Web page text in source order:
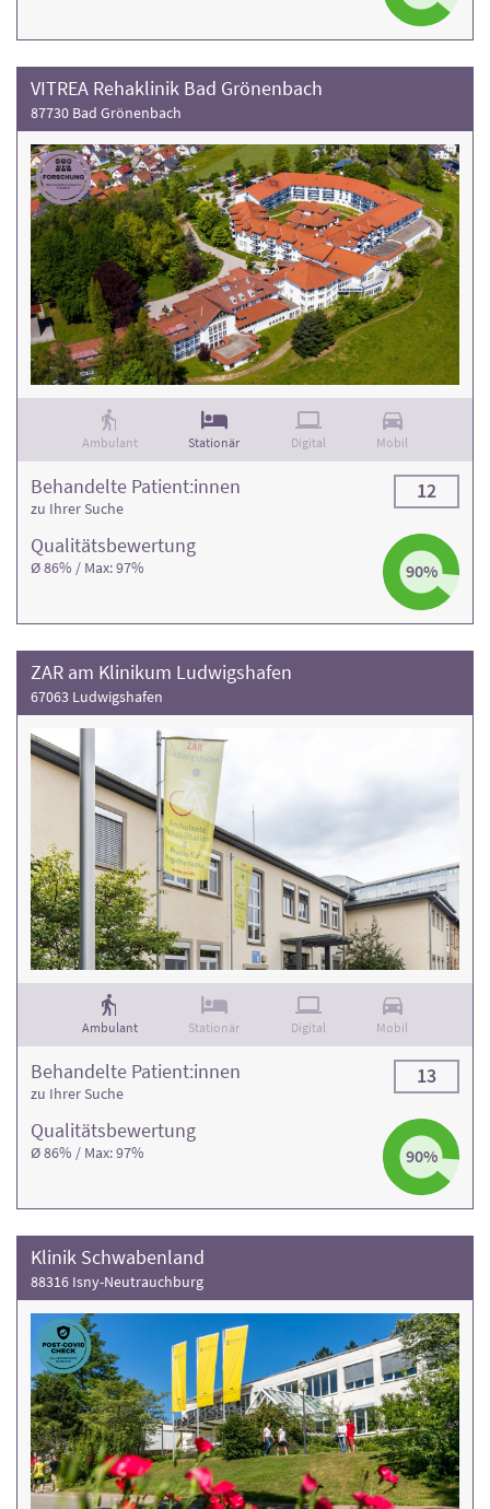
VITREA Rehaklinik Bad Grönenbach
87730 Bad Grönenbach
Ambulant Stationär Digital Mobil
Qualitäts­bewertung
Ø 86% / Max: 97% 90%
Behandelte Patient:innen
zu Ihrer Suche
12
ZAR am Klinikum Ludwigshafen
67063 Ludwigshafen
Ambulant Stationär Digital Mobil
Qualitäts­bewertung
Ø 86% / Max: 97% 90%
Behandelte Patient:innen
zu Ihrer Suche
13
Klinik Schwabenland
88316 Isny-Neutrauchburg